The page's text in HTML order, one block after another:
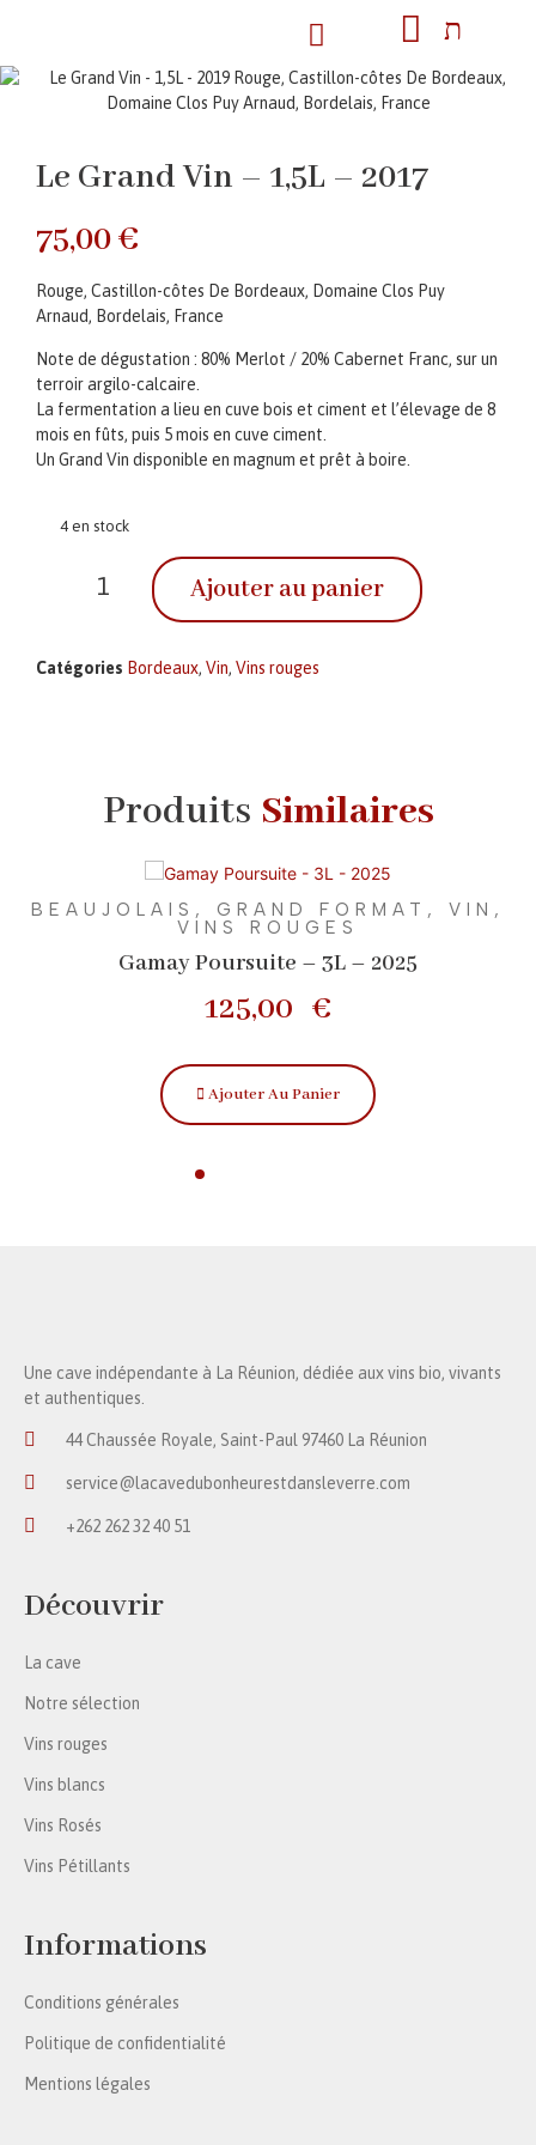
Le Grand Vin – 1,5L – 2017
75,00€
Rouge, Castillon-côtes De Bordeaux, Domaine Clos Puy
Arnaud, Bordelais, France
Note de dégustation : 80% Merlot / 20% Cabernet Franc, sur un
terroir argilo-calcaire.
La fermentation a lieu en cuve bois et ciment et l’élevage de 8
mois en fûts, puis 5 mois en cuve ciment.
Un Grand Vin disponible en magnum et prêt à boire.
4 en stock
Ajouter au panier
Catégories Bordeaux, Vin, Vins rouges
Produits Similaires
BEAUJOLAIS , GRAND FORMAT , VIN ,
VINS ROUGES
Gamay Poursuite – 3L – 2025
125,00 €
Ajouter Au Panier
Une cave indépendante à La Réunion, dédiée aux vins bio, vivants
et authentiques.
44 Chaussée Royale, Saint-Paul 97460 La Réunion
service@lacavedubonheurestdansleverre.com
+262 262 32 40 51
Découvrir
La cave
Notre sélection
Vins rouges
Vins blancs
Vins Rosés
Vins Pétillants
Informations
Conditions générales
Politique de confidentialité
Mentions légales